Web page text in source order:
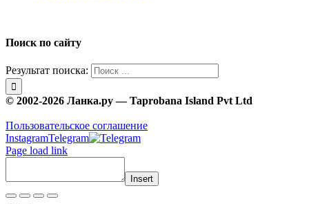
Поиск по сайту
Результат поиска:
© 2002-2026 Ланка.ру — Taprobana Island Pvt Ltd
Пользовательское соглашение
InstagramTelegram
Page load link
Insert